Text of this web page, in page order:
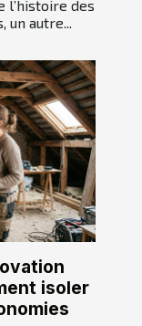
l’histoire des
autre...
isoler